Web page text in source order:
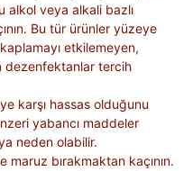
alkol veya alkali bazlı
Bu tür ürünler yüzeye
etkilemeyen,
dezenfektanlar tercih
karşı hassas olduğunu
yabancı maddeler
neden olabilir.
maruz bırakmaktan kaçının.